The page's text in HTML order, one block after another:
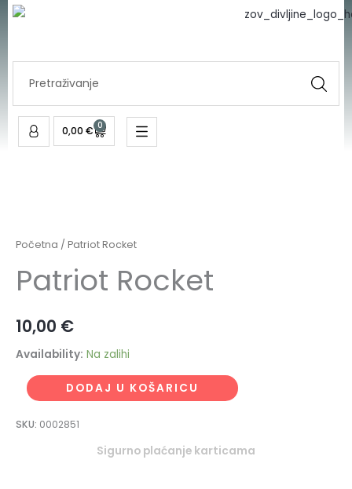
Skip
0,00 € 0
Cart
Početna / Patriot Rocket
Patriot Rocket
10,00 €
Availability: Na zalihi
količina
DODAJ U KOŠARICU
SKU: 0002851
Sigurno plaćanje karticama